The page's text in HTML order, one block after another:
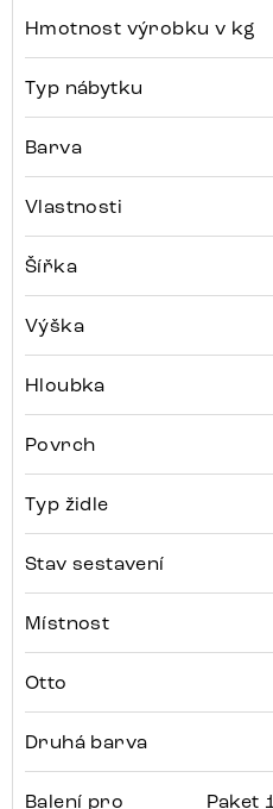
Hmotnost výrobku v kg
Typ nábytku
Barva
Vlastnosti
Šířka
Výška
Hloubka
Povrch
Typ židle
Stav sestavení
Místnost
Otto
Druhá barva
Balení pro
Paket